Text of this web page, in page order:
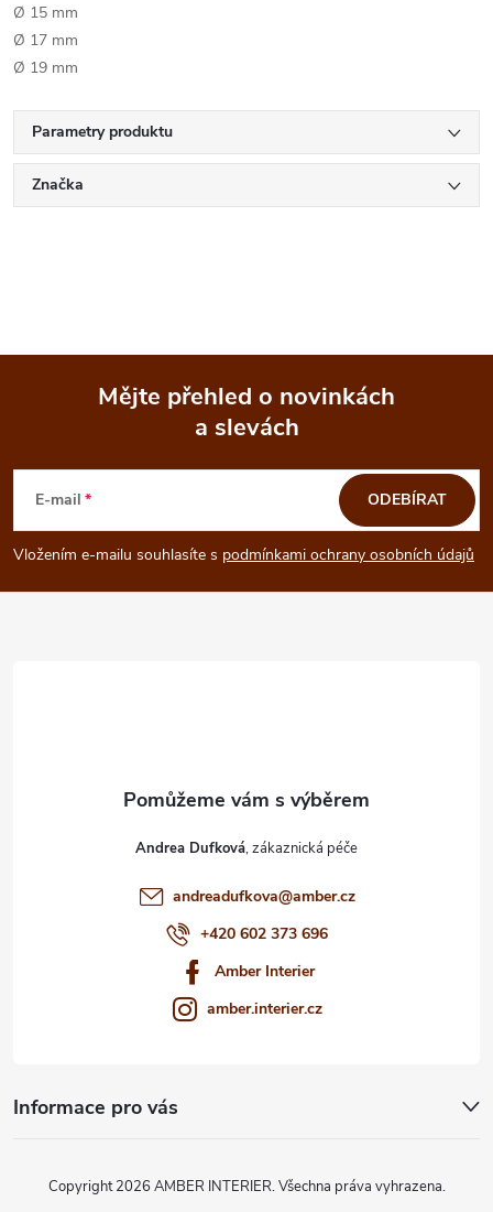
Ø 15 mm
Ø 17 mm
Ø 19 mm
Parametry produktu
Značka
p
a
Mějte přehled o novinkách
a slevách
E-mail
Vložením e-mailu souhlasíte s podmínkami ochrany osobních údajů
ODEBÍRAT
Informace pro vás
Andrea Dufková
andreadufkova@amber.cz
+420 602 373 696
Amber Interier
amber.interier.cz
Copyright 2026 AMBER INTERIER. Všechna práva vyhrazena.